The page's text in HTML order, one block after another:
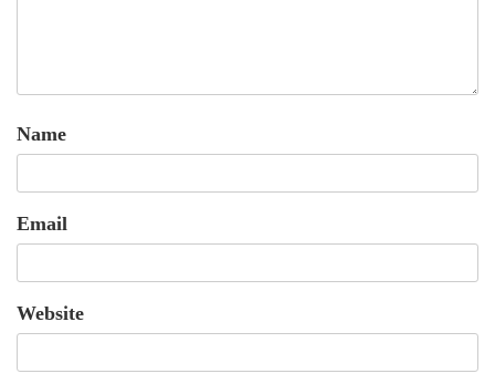
Name
Email
Website